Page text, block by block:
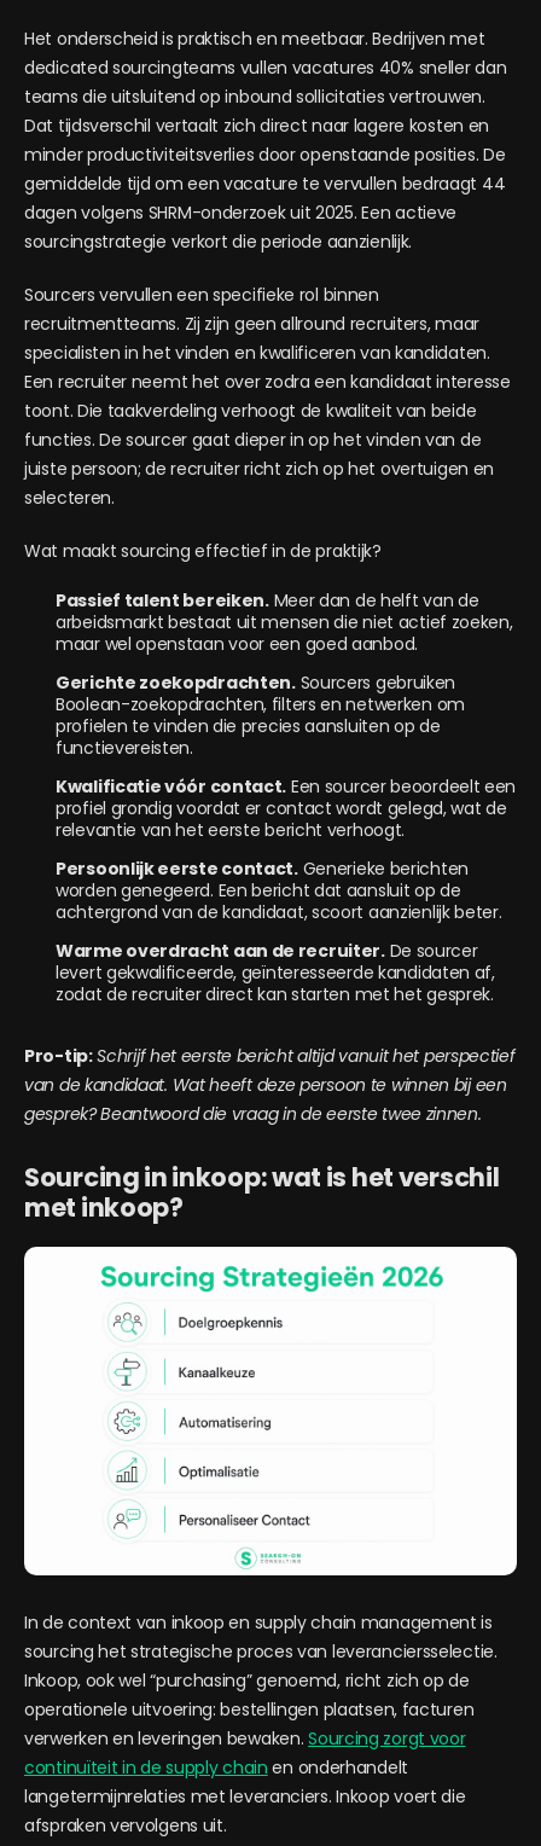
Het onderscheid is praktisch en meetbaar. Bedrijven met
dedicated sourcingteams vullen vacatures 40% sneller dan
teams die uitsluitend op inbound sollicitaties vertrouwen.
Dat tijdsverschil vertaalt zich direct naar lagere kosten en
minder productiviteitsverlies door openstaande posities. De
gemiddelde tijd om een vacature te vervullen bedraagt 44
dagen volgens SHRM-onderzoek uit 2025. Een actieve
sourcingstrategie verkort die periode aanzienlijk.
Sourcers vervullen een specifieke rol binnen
recruitmentteams. Zij zijn geen allround recruiters, maar
specialisten in het vinden en kwalificeren van kandidaten.
Een recruiter neemt het over zodra een kandidaat interesse
toont. Die taakverdeling verhoogt de kwaliteit van beide
functies. De sourcer gaat dieper in op het vinden van de
juiste persoon; de recruiter richt zich op het overtuigen en
selecteren.
Wat maakt sourcing effectief in de praktijk?
Passief talent bereiken.Meer dan de helft van de
arbeidsmarkt bestaat uit mensen die niet actief zoeken,
maar wel openstaan voor een goed aanbod.
Gerichte zoekopdrachten.Sourcers gebruiken
Boolean-zoekopdrachten, filters en netwerken om
profielen te vinden die precies aansluiten op de
functievereisten.
Kwalificatie vóór contact. Een sourcer beoordeelt een
profiel grondig voordat er contact wordt gelegd, wat de
relevantie van het eerste bericht verhoogt.
Persoonlijk eerste contact.Generieke berichten
worden genegeerd. Een bericht dat aansluit op de
achtergrond van de kandidaat, scoort aanzienlijk beter.
Warme overdracht aan de recruiter.De sourcer
levert gekwalificeerde, geïnteresseerde kandidaten af,
zodat de recruiter direct kan starten met het gesprek.
Pro-tip:Schrijf het eerste bericht altijd vanuit het perspectief
van de kandidaat. Wat heeft deze persoon te winnen bij een
gesprek? Beantwoord die vraag in de eerste twee zinnen.
Sourcing in inkoop: wat is het verschil
met inkoop?
In de context van inkoop en supply chain management is
sourcing het strategische proces van leveranciersselectie.
Inkoop, ook wel “purchasing” genoemd, richt zich op de
operationele uitvoering: bestellingen plaatsen, facturen
verwerken en leveringen bewaken.Sourcing zorgt voor
continuïteit in de supply chain en onderhandelt
langetermijnrelaties met leveranciers. Inkoop voert die
afspraken vervolgens uit.